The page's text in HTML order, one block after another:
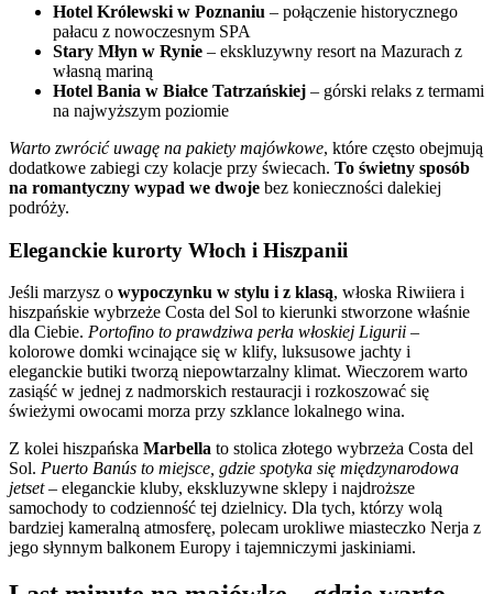
Hotel Królewski w Poznaniu – połączenie historycznego
pałacu z nowoczesnym SPA
Stary Młyn w Rynie – ekskluzywny resort na Mazurach z
własną mariną
Hotel Bania w Białce Tatrzańskiej – górski relaks z termami
na najwyższym poziomie
Warto zwrócić uwagę na pakiety majówkowe, które często obejmują
dodatkowe zabiegi czy kolacje przy świecach. To świetny sposób
na romantyczny wypad we dwoje bez konieczności dalekiej
podróży.
Eleganckie kurorty Włoch i Hiszpanii
Jeśli marzysz o wypoczynku w stylu i z klasą, włoska Riwiiera i
hiszpańskie wybrzeże Costa del Sol to kierunki stworzone właśnie
dla Ciebie. Portofino to prawdziwa perła włoskiej Ligurii –
kolorowe domki wcinające się w klify, luksusowe jachty i
eleganckie butiki tworzą niepowtarzalny klimat. Wieczorem warto
zasiąść w jednej z nadmorskich restauracji i rozkoszować się
świeżymi owocami morza przy szklance lokalnego wina.
Z kolei hiszpańska Marbella to stolica złotego wybrzeża Costa del
Sol. Puerto Banús to miejsce, gdzie spotyka się międzynarodowa
jetset– eleganckie kluby, ekskluzywne sklepy i najdroższe
samochody to codzienność tej dzielnicy. Dla tych, którzy wolą
bardziej kameralną atmosferę, polecam urokliwe miasteczko Nerja z
jego słynnym balkonem Europy i tajemniczymi jaskiniami.